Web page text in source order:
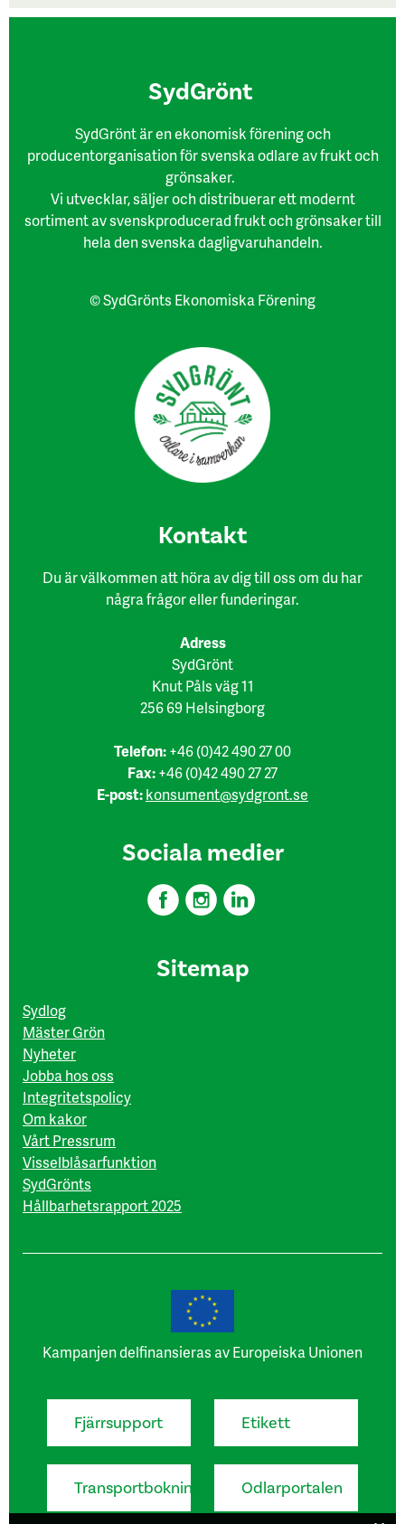
SydGrönt
SydGrönt är en ekonomisk förening och
producentorganisation för svenska odlare av frukt och
grönsaker.
Vi utvecklar, säljer och distribuerar ett modernt
sortiment av svenskproducerad frukt och grönsaker till
hela den svenska dagligvaruhandeln.
© SydGrönts Ekonomiska Förening
Kon​takt
Du är välkommen att höra av dig till oss om du har
några frågor eller funderingar.
Adress
SydGrönt
Knut Påls väg 11
256 69 Helsingborg
Telefon:+46 (0)42 490 27 00
Fax:+46 (0)42 490 27 27
E-post:konsument@sydgront.se
Sociala medier
Sitemap
Sydlog
Mäster Grön
Nyheter
Jobba hos oss
Integritetspolicy
Om kakor
Vårt Pressrum
Visselblåsarfunktion
SydGrönts
Hållbarhetsrapport 2025
Kampanjen delfinansieras av Europeiska Unionen
Fjärrsupport Etikett
Transportbokning Odlarportalen